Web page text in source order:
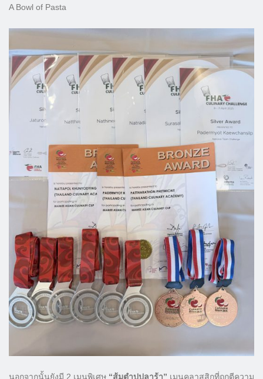
A Bowl of Pasta
นอกจากนั้นยังมี 2 เมนูพิเศษ “ส้มตำปูปลาร้า” เมนูคลาสสิกที่ถูกตีความ